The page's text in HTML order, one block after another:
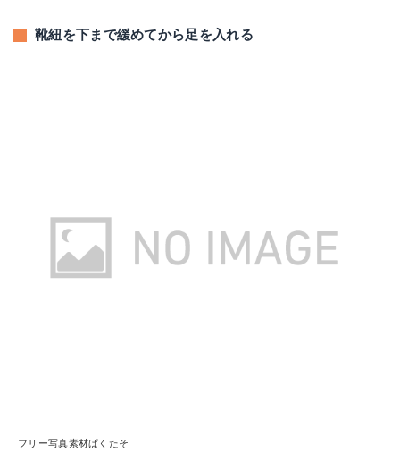
靴紐を下まで緩めてから足を入れる
フリー写真素材ぱくたそ